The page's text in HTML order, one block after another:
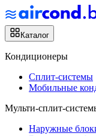
Каталог
Кондиционеры
Сплит-системы
Мобильные
Мульти-сплит-
Наружные